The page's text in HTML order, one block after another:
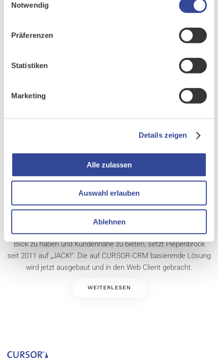
Notwendig
Präferenzen
Statistiken
Marketing
Details zeigen
Alle zulassen
Auswahl erlauben
Ablehnen
Kundenmanagement. Die Piepenbrock Unternehmensgruppe
bietet seinen Kunden ein breites Dienstleistungsportfolio in den
Geschäftsbereichen Facility Management, Gebäudereinigung,
Instandhaltung und Sicherheit. Um alle Services bestens im
Blick zu haben und Kundennähe zu bieten, setzt Piepenbrock
seit 2011 auf „JACK!“. Die auf CURSOR-CRM basierende Lösung
wird jetzt ausgebaut und in den Web Client gebracht.
WEITERLESEN